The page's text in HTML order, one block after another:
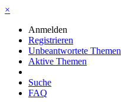
×
Anmelden
Registrieren
Unbeantwortete Themen
Aktive Themen
Suche
FAQ